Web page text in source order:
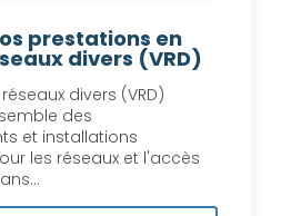
prestations en
divers (VRD)
divers (VRD)
des
et installations
les réseaux et l'accès